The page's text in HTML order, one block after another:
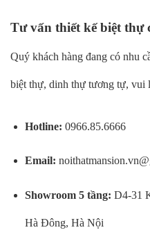
Tư vấn thiết kế biệt thự
Quý khách hàng đang có nhu
biệt thự, dinh thự tương tự, vui
Hotline: 0966.85.6666
Email:
Showroom 5 tầng: D4-31
Hà Đông, Hà Nội